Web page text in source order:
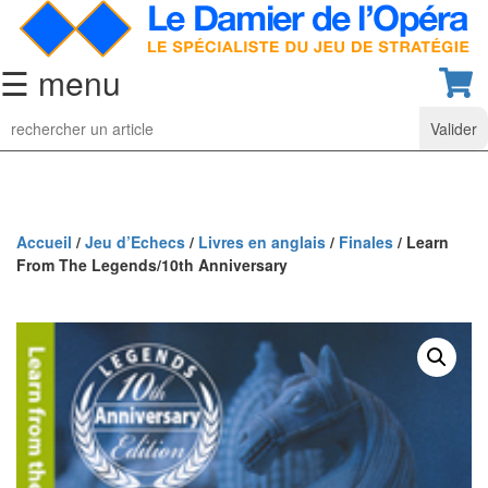
☰ menu
Jeu
d’Echecs
collection
classiques
Pièces
d’échecs
classiques
Coffrets
Accueil / Jeu d’Echecs / Livres en anglais / Finales / Learn
From The Legends/10th Anniversary